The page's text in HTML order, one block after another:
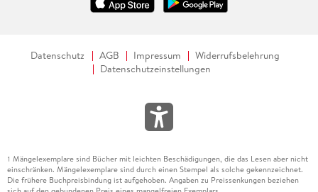
Datenschutz AGB Impressum
Widerrufsbelehrung
Datenschutzeinstellungen
1 Mängelexemplare sind Bücher mit leichten Beschädigungen, die das Lesen aber nicht
einschränken. Mängelexemplare sind durch einen Stempel als solche gekennzeichnet.
Die frühere Buchpreisbindung ist aufgehoben. Angaben zu Preissenkungen beziehen